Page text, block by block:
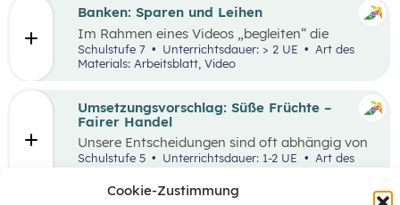
Cookie-Zustimmung
Zusammenhang zwischen Geld und einem
guten Leben bewerten.
Banken: Sparen und Leihen
Im Rahmen eines Videos „begleiten“ die
Schüler:innen eine jugendliche Person bei der
Erledigung alltäglicher Bankgeschäfte und
bekommen so einen ersten Überblick, welche
anschließenden Laufdiktat wird das erworbene
Wissen gefestigt.
Schulstufe 7 Unterrichtsdauer: > 2 UE
Materials: Arbeitsblatt, Video
Umsetzungsvorschlag: Süße Früchte –
Fairer Handel
Unsere Entscheidungen sind oft abhängig von
Entscheidungen, die andere Menschen davor
getroffen haben. Wenn wir zum Beispiel
einkaufen gehen, können wir nur Waren
kaufen, die auch Unternehmen vorher
Schulstufe 5 Unterrichtsdauer: 1-2 UE
Art des
Materials: